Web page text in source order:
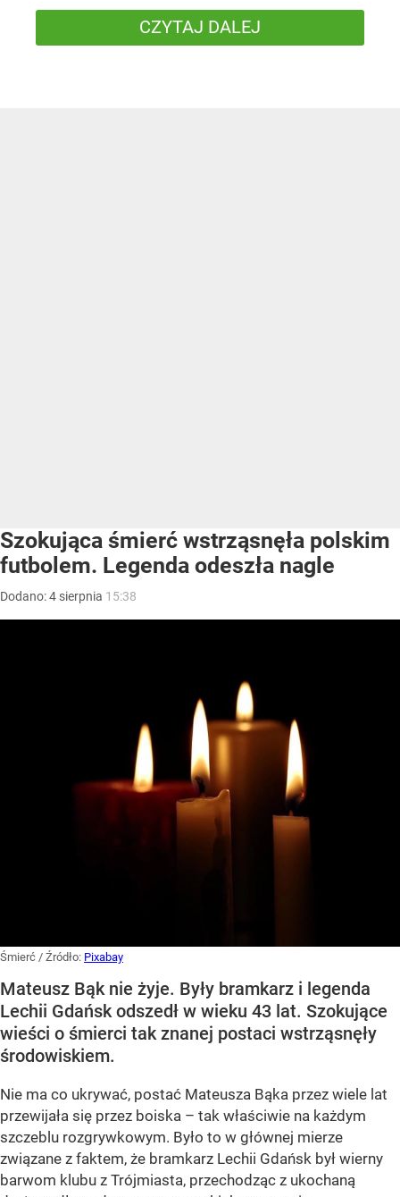
CZYTAJ DALEJ
Szokująca śmierć wstrząsnęła polskim
futbolem. Legenda odeszła nagle
Dodano:4 sierpnia 15:38
Śmierć / Źródło: Pixabay
Mateusz Bąk nie żyje. Były bramkarz i legenda
Lechii Gdańsk odszedł w wieku 43 lat. Szokujące
wieści o śmierci tak znanej postaci wstrząsnęły
środowiskiem.
Nie ma co ukrywać, postać Mateusza Bąka przez wiele lat
przewijała się przez boiska – tak właściwie na każdym
szczeblu rozgrywkowym. Było to w głównej mierze
związane z faktem, że bramkarz Lechii Gdańsk był wierny
barwom klubu z Trójmiasta, przechodząc z ukochaną